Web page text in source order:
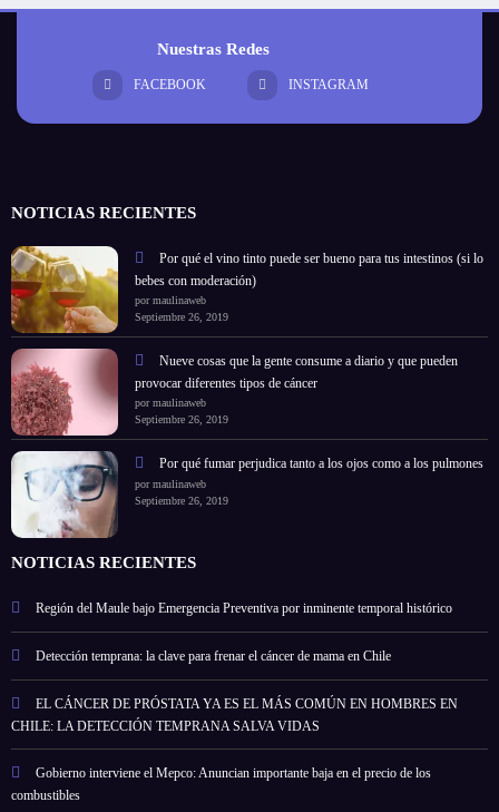
Nuestras Redes
FACEBOOK INSTAGRAM
NOTICIAS RECIENTES
Por qué el vino tinto puede ser bueno para tus intestinos (si lo
bebes con moderación)
por maulinaweb
Septiembre 26, 2019
Nueve cosas que la gente consume a diario y que pueden
provocar diferentes tipos de cáncer
por maulinaweb
Septiembre 26, 2019
Por qué fumar perjudica tanto a los ojos como a los pulmones
por maulinaweb
Septiembre 26, 2019
NOTICIAS RECIENTES
Región del Maule bajo Emergencia Preventiva por inminente temporal histórico
Detección temprana: la clave para frenar el cáncer de mama en Chile
EL CÁNCER DE PRÓSTATA YA ES EL MÁS COMÚN EN HOMBRES EN
CHILE: LA DETECCIÓN TEMPRANA SALVA VIDAS
Gobierno interviene el Mepco: Anuncian importante baja en el precio de los
combustibles